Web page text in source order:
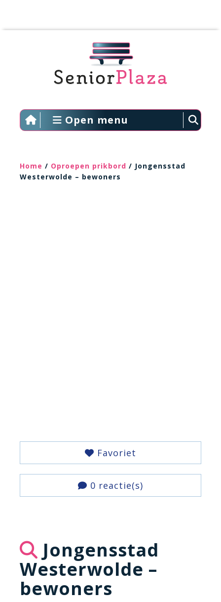
Open menu
Home / Oproepen prikbord / Jongensstad
Westerwolde – bewoners
Favoriet
0 reactie(s)
Jongensstad
Westerwolde –
bewoners